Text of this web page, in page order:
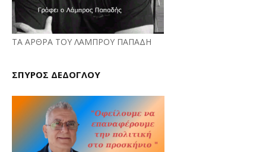
ΤΑ ΑΡΘΡΑ ΤΟΥ ΛΑΜΠΡΟΥ ΠΑΠΑΔΗ
ΣΠΥΡΟΣ ΔΕΔΟΓΛΟΥ